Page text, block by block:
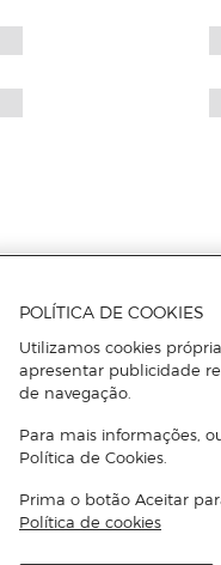
POLÍTICA DE COOKIES
Utilizamos cookies
apresentar publicidade
de navegação.
Para mais informações,
Política de Cookies.
Prima o botão Aceitar
Política de cookies